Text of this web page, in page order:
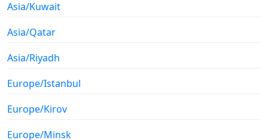
Asia/Kuwait
Asia/Qatar
Asia/Riyadh
Europe/Istanbul
Europe/Kirov
Europe/Minsk